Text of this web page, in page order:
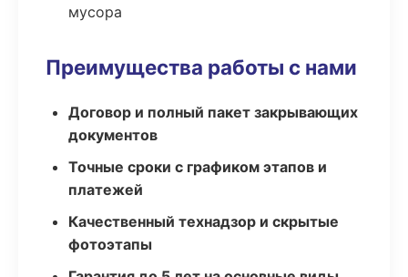
мусора
Преимущества работы с нами
Договор и полный пакет закрывающих
документов
Точные сроки с графиком этапов и
платежей
Качественный технадзор и скрытые
фотоэтапы